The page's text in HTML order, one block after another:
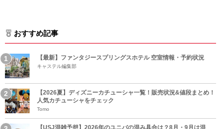
おすすめ記事
【最新】ファンタジースプリングスホテル 空室情報・予約状況
キャステル編集部
【2026夏】ディズニーカチューシャ一覧！販売状況&値段まとめ！
人気カチューシャをチェック
Tomo
【USJ混雑予想】2026年のユニバの混み具合は？8月・9月は混